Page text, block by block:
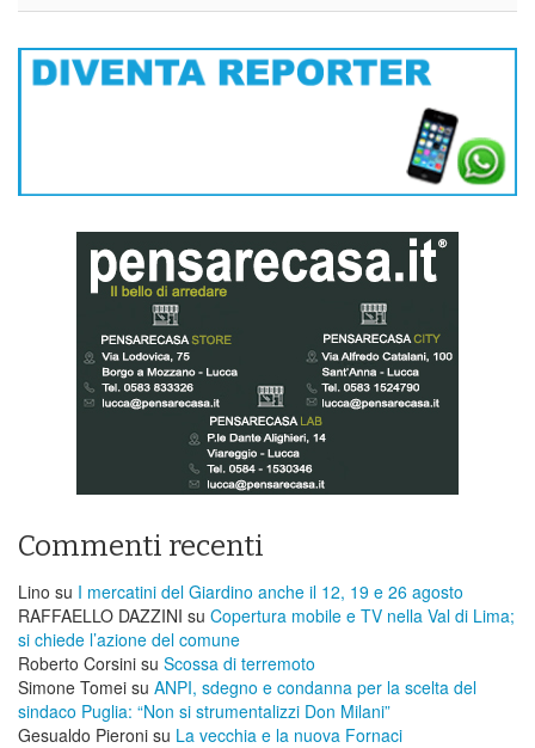
Commenti recenti
Lino su I mercatini del Giardino anche il 12, 19 e 26 agosto
RAFFAELLO DAZZINI su ​Copertura mobile e TV nella Val di Lima;
si chiede l’azione del comune
Roberto Corsini su Scossa di terremoto
Simone Tomei su ANPI, sdegno e condanna per la scelta del
sindaco Puglia: “Non si strumentalizzi Don Milani”
Gesualdo Pieroni su La vecchia e la nuova Fornaci